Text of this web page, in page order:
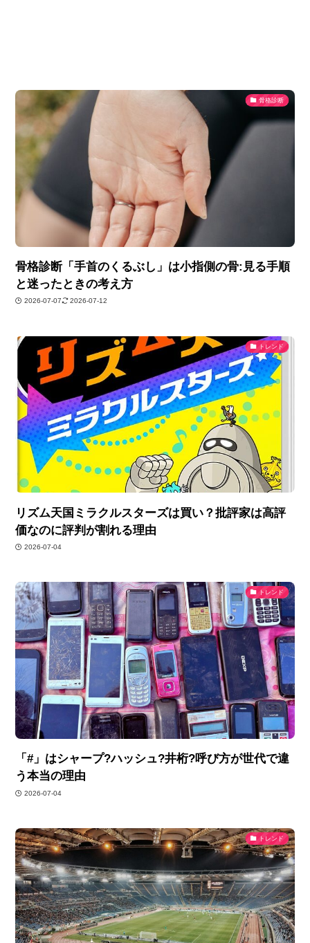
骨格診断
骨格診断「手首のくるぶし」は小指側の骨:見る手順
と迷ったときの考え方
2026-07-07 2026-07-12
トレンド
リズム天国ミラクルスターズは買い？批評家は高評
価なのに評判が割れる理由
2026-07-04
トレンド
「#」はシャープ?ハッシュ?井桁?呼び方が世代で違
う本当の理由
2026-07-04
トレンド